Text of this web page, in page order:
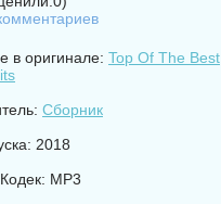
в оригинале: Top Of The Best
Сборник
2018
MP3